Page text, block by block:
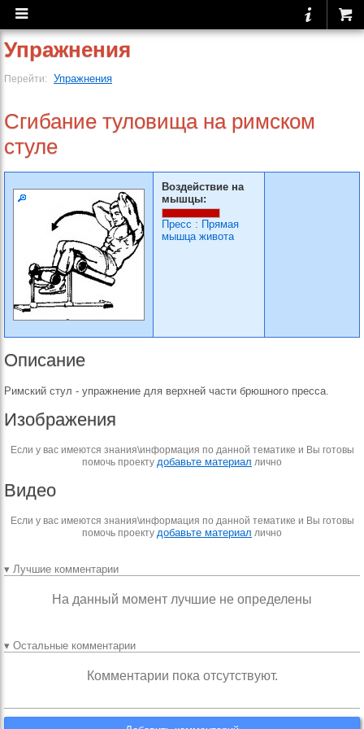
Упражнения
Перейти: Упражнения
Сгибание туловища на римском
стуле
Воздействие на
мышцы:
Пресс : Прямая
мышца живота
Описание
Римский стул - упражнение для верхней части брюшного пресса.
Изображения
Если у вас имеются знания\информация по данной тематике и Вы готовы
помочь проекту добавьте материал лично
Видео
Если у вас имеются знания\информация по данной тематике и Вы готовы
помочь проекту добавьте материал лично
▾ Лучшие комментарии
На данный момент лучшие не определены
▾ Остальные комментарии
Комментарии пока отсутствуют.